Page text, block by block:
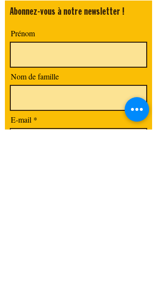
Abonnez-vous à notre newsletter !
Prénom
Nom de famille
E-mail